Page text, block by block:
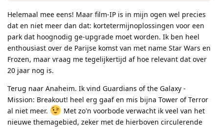
Helemaal mee eens! Maar film-IP is in mijn ogen wel precies
dat en niet meer dan dat: kortetermijnoplossingen voor een
park dat hoognodig ge-upgrade moet worden. Ik ben heel
enthousiast over de Parijse komst van met name Star Wars en
Frozen, maar vraag me tegelijkertijd af hoe relevant dat over
20 jaar nog is.
Terug naar Anaheim. Ik vind Guardians of the Galaxy -
Mission: Breakout! heel erg gaaf en mis bijna Tower of Terror
al niet meer.
Met zo'n voorbode verwacht ik veel van het
nieuwe themagebied, zeker met de hierboven circulerende